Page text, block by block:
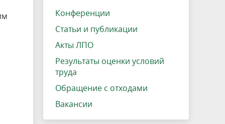
Конференции
Статьи и публикации
Акты ЛПО
Результаты оценки условий
труда
Обращение с отходами
Вакансии